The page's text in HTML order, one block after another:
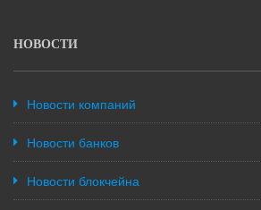
НОВОСТИ
Новости компаний
Новости банков
Новости блокчейна